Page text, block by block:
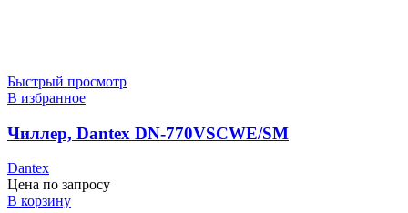
Быстрый просмотр
В избранное
Чиллер, Dantex DN-770VSCWE/SM
Dantex
Цена по запросу
В корзину